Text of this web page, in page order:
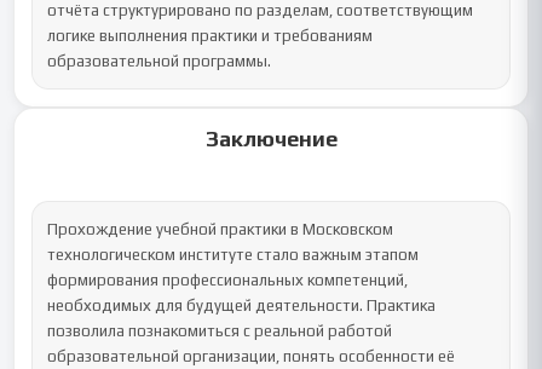
отчёта структурировано по разделам, соответствующим
логике выполнения практики и требованиям
образовательной программы.
Заключение
Прохождение учебной практики в Московском
технологическом институте стало важным этапом
формирования профессиональных компетенций,
необходимых для будущей деятельности. Практика
позволила познакомиться с реальной работой
образовательной организации, понять особенности её